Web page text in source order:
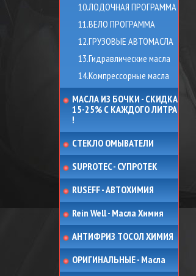
10.ЛОДОЧНАЯ ПРОГРАММА
11.ВЕЛО ПРОГРАММА
12.ГРУЗОВЫЕ АВТОМАСЛА
13.Гидравлические масла
14.Компрессорные масла
МАСЛА ИЗ БОЧКИ - СКИДКА
15-25% С КАЖДОГО ЛИТРА
!
СТЕКЛО ОМЫВАТЕЛИ
SUPROTEC - СУПРОТЕК
RUSEFF - АВТОХИМИЯ
Rein Well - Масла Химия
АНТИФРИЗ ТОСОЛ ХИМИЯ
ОРИГИНАЛЬНЫЕ - Масла